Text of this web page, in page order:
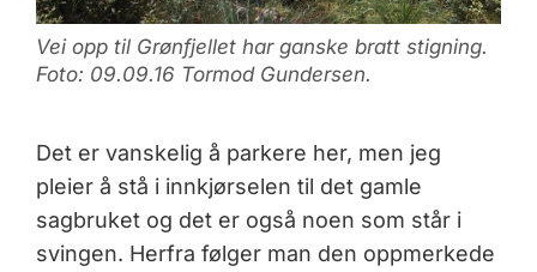
Vei opp til Grønfjellet har ganske bratt stigning.
Foto: 09.09.16 Tormod Gundersen.
Det er vanskelig å parkere her, men jeg
pleier å stå i innkjørselen til det gamle
sagbruket og det er også noen som står i
svingen. Herfra følger man den oppmerkede